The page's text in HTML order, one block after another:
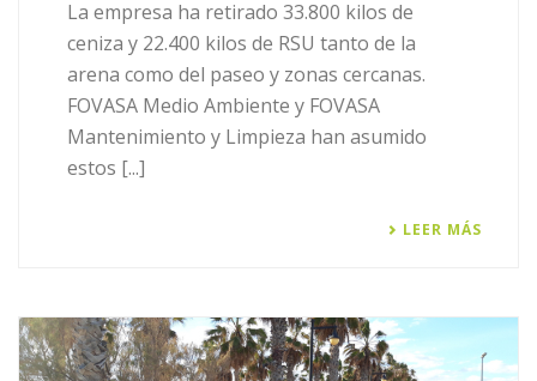
La empresa ha retirado 33.800 kilos de
ceniza y 22.400 kilos de RSU tanto de la
arena como del paseo y zonas cercanas.
FOVASA Medio Ambiente y FOVASA
Mantenimiento y Limpieza han asumido
estos [...]
LEER MÁS